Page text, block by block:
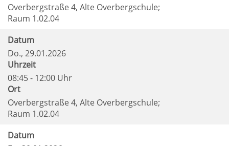
Overbergstraße 4, Alte Overbergschule;
Raum 1.02.04
Datum
Do., 29.01.2026
Uhrzeit
08:45 - 12:00 Uhr
Ort
Overbergstraße 4, Alte Overbergschule;
Raum 1.02.04
Datum